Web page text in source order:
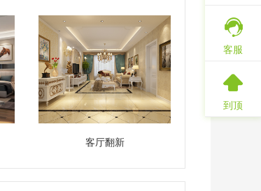
客厅翻新
客服
到顶